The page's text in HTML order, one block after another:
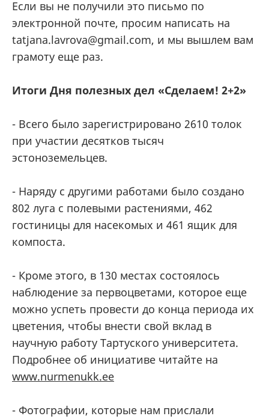
Если вы не получили это письмо по
электронной почте, просим написать на
tatjana.lavrova@gmail.com, и мы вышлем вам
грамоту еще раз.
Итоги Дня полезных дел «Сделаем! 2+2»
- Всего было зарегистрировано 2610 толок
при участии десятков тысяч
эстоноземельцев.
- Наряду с другими работами было создано
802 луга с полевыми растениями, 462
гостиницы для насекомых и 461 ящик для
компоста.
- Кроме этого, в 130 местах состоялось
наблюдение за первоцветами, которое еще
можно успеть провести до конца периода их
цветения, чтобы внести свой вклад в
научную работу Тартуского университета.
Подробнее об инициативе читайте на
www.nurmenukk.ee
- Фотографии, которые нам прислали